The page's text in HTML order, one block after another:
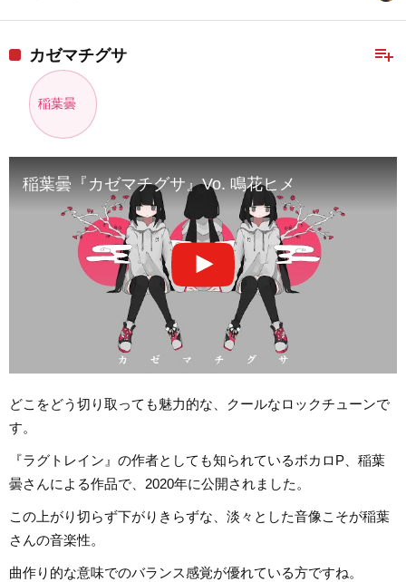
playlist_add
カゼマチグサ
稲葉曇
稲葉曇『カゼマチグサ』Vo. 鳴花ヒメ
どこをどう切り取っても魅力的な、クールなロックチューンで
す。
『ラグトレイン』の作者としても知られているボカロP、稲葉
曇さんによる作品で、2020年に公開されました。
この上がり切らず下がりきらずな、淡々とした音像こそが稲葉
さんの音楽性。
曲作り的な意味でのバランス感覚が優れている方ですね。